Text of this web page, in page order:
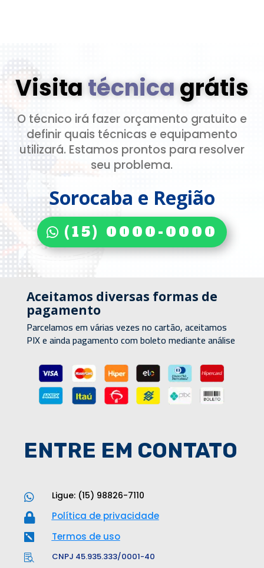
Visitatécnicagrátis
O técnico irá fazer orçamento gratuito e
definir quais técnicas e equipamento
utilizará. Estamos prontos para resolver
seu problema.
Sorocaba e Região
(15) 0000-0000
Aceitamos diversas formas de
pagamento
Parcelamos em várias vezes no cartão, aceitamos
PIX e ainda pagamento com boleto mediante análise
ENTRE EM CONTATO
 Ligue: (15) 98826-7110
 Política de privacidade
 Termos de uso
 CNPJ 45.935.333/0001-40